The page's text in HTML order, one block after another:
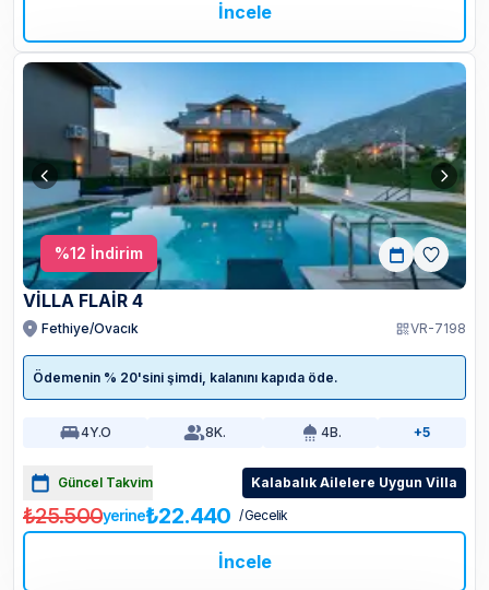
İncele
%12 İndirim
VİLLA FLAİR 4
Fethiye/Ovacık VR-7198
Ödemenin % 20'sini şimdi, kalanını kapıda öde.
4Y.O 8K. 4B. +5
Güncel Takvim Kalabalık Ailelere Uygun Villa
₺25.500yerine₺22.440 / Gecelik
İncele